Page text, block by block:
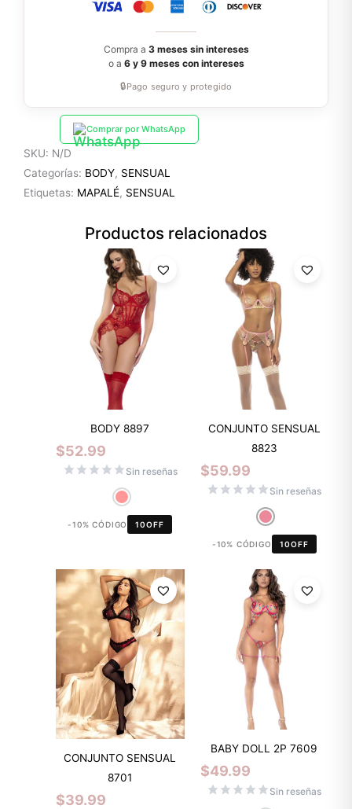
Compra a 3 meses sin intereses
o a 6 y 9 meses con intereses
🔒Pago seguro y protegido
Comprar por WhatsApp
SKU: N/D
Categorías: BODY, SENSUAL
Etiquetas: MAPALÉ, SENSUAL
Productos relacionados
BODY 8897
$52.99
Sin reseñas
-10% CÓDIGO 10OFF
CONJUNTO SENSUAL
8823
$59.99
Sin reseñas
-10% CÓDIGO 10OFF
CONJUNTO SENSUAL
8701
$39.99
BABY DOLL 2P 7609
$49.99
Sin reseñas